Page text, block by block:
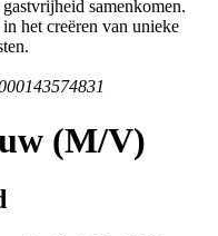
samenkomen.
het creëren van unieke
(M/V)